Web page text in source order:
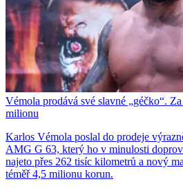
Vémola prodává své slavné „géčko“.
milionu
Karlos Vémola poslal do prodeje
AMG G 63, který ho v minulosti
najeto přes 262 tisíc kilometrů a nový
téměř 4,5 milionu korun.